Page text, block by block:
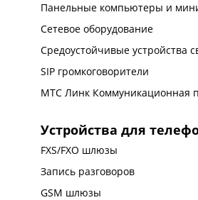
Панельные компьютеры и
Сетевое оборудование
Средоустойчивые устройства
SIP громкоговорители
МТС Линк Коммуникационная
Устройства для
FXS/FXO шлюзы
Запись разговоров
GSM шлюзы